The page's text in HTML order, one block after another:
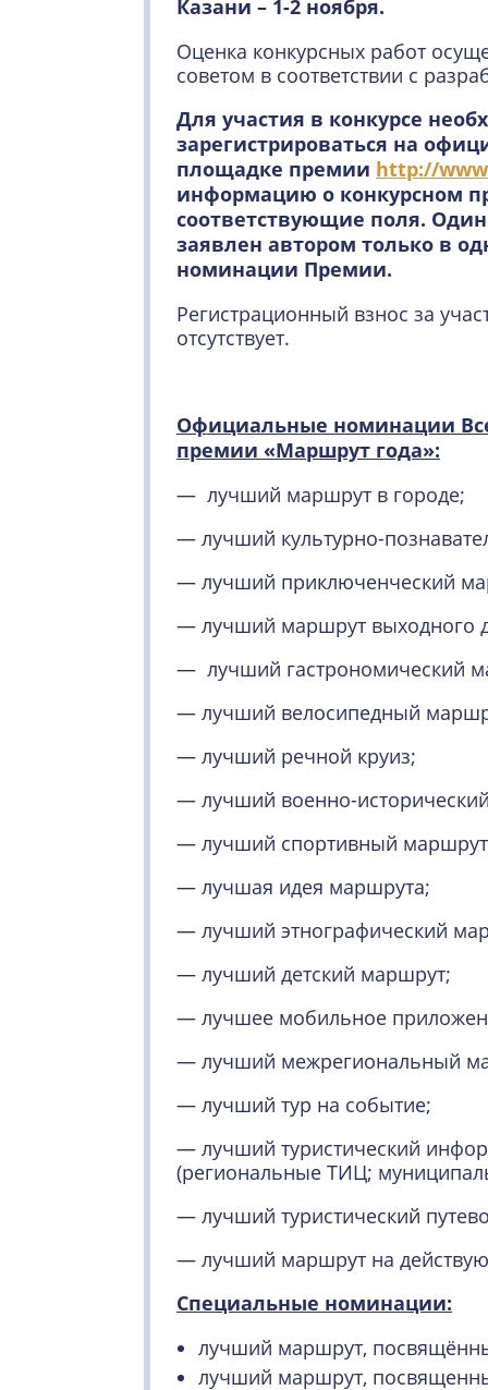
Казани – 1-2 ноября.
Оценка конкурсных работ
советом в соответствии с
Для участия в конкурсе
зарегистрироваться на
площадке премии http://
информацию о конкурсном
соответствующие поля.
заявлен автором только в
номинации Премии.
Регистрационный взнос за
отсутствует.
Официальные номинации
премии «Маршрут года»:
— лучший маршрут в городе;
— лучший культурно-
— лучший приключенческий
— лучший маршрут выходного
— лучший гастрономический
— лучший велосипедный
— лучший речной круиз;
— лучший военно-
— лучший спортивный маршрут
— лучшая идея маршрута;
— лучший этнографический
— лучший детский маршрут;
— лучшее мобильное
— лучший межрегиональный
— лучший тур на событие;
— лучший туристический
(региональные ТИЦ;
— лучший туристический
— лучший маршрут на
Специальные номинации:
лучший маршрут,
лучший маршрут,